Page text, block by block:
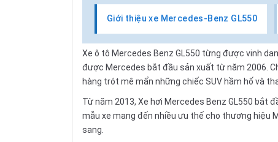
Giới thiệu xe Mercedes-Benz GL550
Xe ô tô Mercedes Benz GL550 từng được vinh
được Mercedes bắt đầu sản xuất từ năm 2006.
hàng trót mê mẩn những chiếc SUV hầm hố và
Từ năm 2013, Xe hơi Mercedes Benz GL550 bắt
mẫu xe mang đến nhiều ưu thế cho thương hiệu
sang.